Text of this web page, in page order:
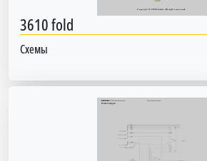
3610 fold
Схемы